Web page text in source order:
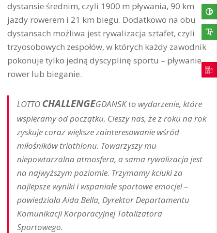
dystansie średnim, czyli 1900 m pływania, 90 km
jazdy rowerem i 21 km biegu. Dodatkowo na obu
dystansach możliwa jest rywalizacja sztafet, czyli
trzyosobowych zespołów, w których każdy zawodnik
pokonuje tylko jedną dyscyplinę sportu – pływanie,
rower lub bieganie.
LOTTO CHALLENGEGDANSKto wydarzenie, które
wspieramy od początku. Cieszy nas, że z roku na rok
zyskuje coraz większe zainteresowanie wśród
miłośników triathlonu. Towarzyszy mu
niepowtarzalna atmosfera, a sama rywalizacja jest
na najwyższym poziomie. Trzymamy kciuki za
najlepsze wyniki i wspaniałe sportowe emocje! –
powiedziała Aida Bella, Dyrektor Departamentu
Komunikacji Korporacyjnej Totalizatora
Sportowego.